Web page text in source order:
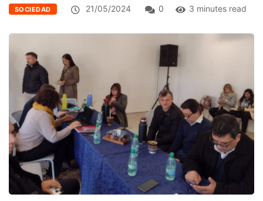
SOCIEDAD 21/05/2024 0 3 minutes read